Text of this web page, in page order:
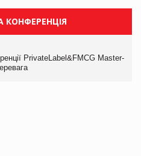
PrivateLabel&FMCG Master-